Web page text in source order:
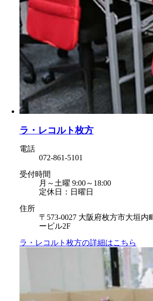
ラ・レコルト枚方
電話
072-861-5101
受付時間
月～土曜 9:00～18:00
定休日：日曜日
住所
〒573-0027 大阪府枚方市大垣内
ービル2F
ラ・レコルト枚方の詳細はこちら